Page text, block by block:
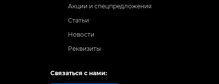
Акции и спецпредложения
Статьи
Новости
Реквизиты
Связаться с нами: